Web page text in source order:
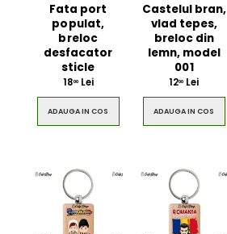
Fata port
populat,
breloc
desfacator
sticle
1800Lei
ADAUGA IN COS
Castelul bran,
vlad tepes,
breloc din
lemn, model
001
1200 Lei
ADAUGA IN COS